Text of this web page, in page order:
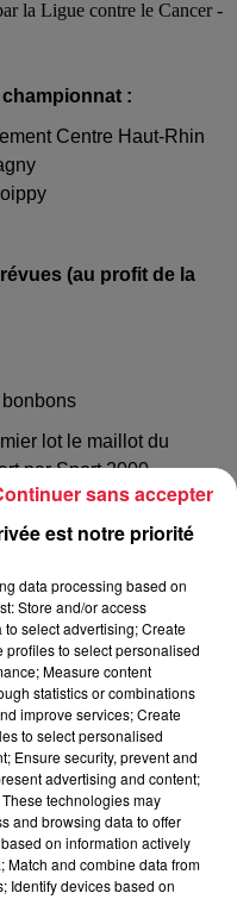
la Ligue contre le Cancer -
:
Centre Haut-Rhin
(au profit de la
lot le maillot du
par Sport 2000.
à la Ligue contre le
nos équipes féminines
est notre priorité
data processing based on
Store and/or access
select advertising; Create
to select personalised
Measure content
statistics or combinations
improve services; Create
to select personalised
Ensure security, prevent and
advertising and content;
technologies may
and browsing data to offer
on information actively
and combine data from
Identify devices based on
sans accepter